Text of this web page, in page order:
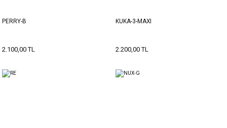
PERRY-B
2.100,00 TL
KUKA-3-MAXI
2.200,00 TL